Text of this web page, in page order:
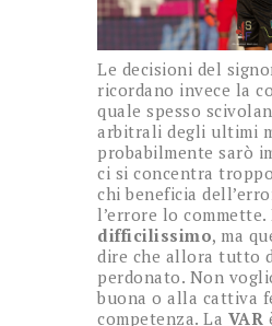
Le decisioni del
ricordano invece la
quale spesso
arbitrali degli ultimi
probabilmente sarò
ci si concentra
chi beneficia
l’errore lo commette.
difficilissimo, ma
dire che allora tutto
perdonato. Non
buona o alla cattiva
competenza. La VAR